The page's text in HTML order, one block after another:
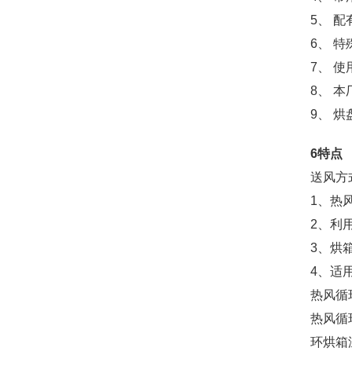
5、 配
6、 特
7、 使
8、 本
9、 烘
6特点
送风方
1、热
2、利
3、烘
4、适
热风循
热风循
环烘箱